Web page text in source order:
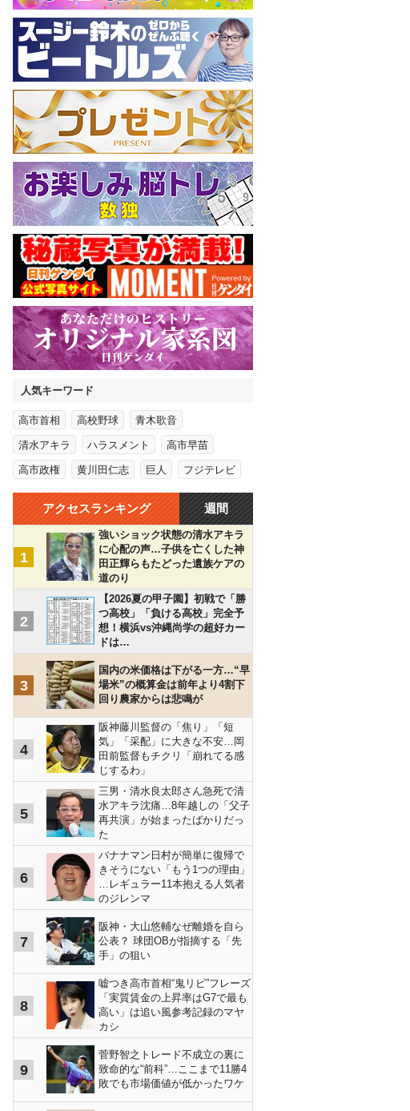
人気キーワード
高市首相 高校野球 青木歌音
清水アキラ ハラスメント 高市早苗
高市政権 黄川田仁志 巨人 フジテレビ
アクセスランキング 週間
1
強いショック状態の清水アキラ
に心配の声…子供を亡くした神
田正輝らもたどった遺族ケアの
道のり
2
【2026夏の甲子園】初戦で「勝
つ高校」「負ける高校」完全予
想！横浜vs沖縄尚学の超好カー
ドは…
3
国内の米価格は下がる一方…“早
場米”の概算金は前年より4割下
回り農家からは悲鳴が
4
阪神藤川監督の「焦り」「短
気」「采配」に大きな不安…岡
田前監督もチクリ「崩れてる感
じするわ」
5
三男・清水良太郎さん急死で清
水アキラ沈痛…8年越しの「父子
再共演」が始まったばかりだっ
た
6
バナナマン日村が簡単に復帰で
きそうにない「もう1つの理由」
…レギュラー11本抱える人気者
のジレンマ
7
阪神・大山悠輔なぜ離婚を自ら
公表？ 球団OBが指摘する「先
手」の狙い
8
嘘つき高市首相“鬼リピ”フレーズ
「実質賃金の上昇率はG7で最も
高い」は追い風参考記録のマヤ
カシ
9
菅野智之トレード不成立の裏に
致命的な“前科”…ここまで11勝4
敗でも市場価値が低かったワケ